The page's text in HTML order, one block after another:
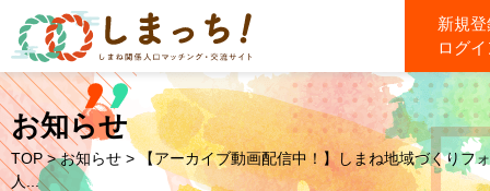
新規
ログ
お知らせ
TOP >お知らせ > 【アーカイブ動画配信中！】しまね地域づくりフ
人...